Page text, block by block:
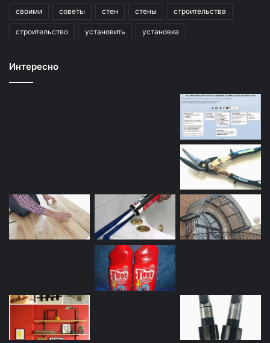
своими советы стен стены строительства
строительство установить установка
Интересно